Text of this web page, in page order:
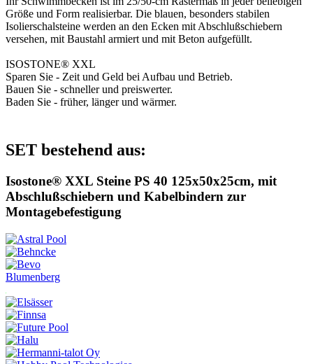
Größe und Form realisierbar. Die blauen, besonders stabilen
Isolierschalsteine werden an den Ecken mit Abschlußschiebern
versehen, mit Baustahl armiert und mit Beton aufgefüllt.
ISOSTONE® XXL
Sparen Sie - Zeit und Geld bei Aufbau und Betrieb.
Bauen Sie - schneller und preiswerter.
Baden Sie - früher, länger und wärmer.
SET bestehend aus:
Isostone® XXL Steine PS 40 125x50x25cm, mit
Abschlußschiebern und Kabelbindern zur
Montagebefestigung
Blumenberg